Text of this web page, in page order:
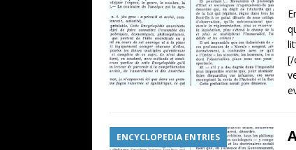
[/
ENCYCLOPEDIA ENTRIES